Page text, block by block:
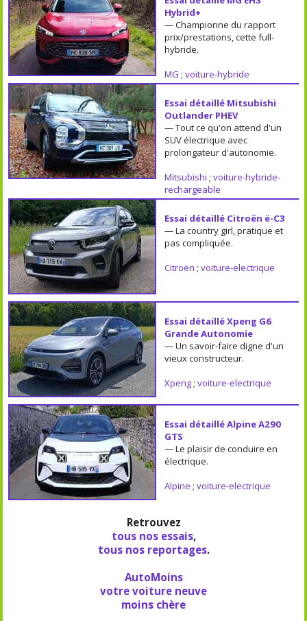
Hybrid+
— Championne du rapport
prix/prestations, cette full-
hybride.
MG ; voiture-hybride
Essai détaillé Mitsubishi
Outlander PHEV
— Tout ce qu'on attend d'un
SUV électrique avec
prolongateur d'autonomie.
Mitsubishi ; voiture-hybride-
rechargeable
Essai détaillé Citroën ë-C3
— La country girl, pratique et
pas compliquée.
Citroen ; voiture-electrique
Essai détaillé Xpeng G6
Grande Autonomie
— Un savoir-faire digne d'un
vieux constructeur.
Xpeng; voiture-electrique
Essai détaillé Alpine A290
GTS
— Le plaisir de conduire en
électrique.
Alpine ; voiture-electrique
Retrouvez
tous nos essais,
tous nos reportages.
AutoMoins
votre voiture neuve
moins chère